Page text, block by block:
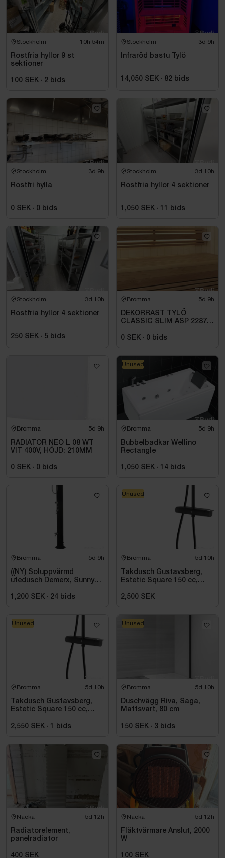
Stockholm 10h 54m
Rostfria hyllor 9 st
sektioner
100 SEK · 2 bids
Stockholm 3d 9h
Infraröd bastu Tylö
14,050 SEK · 82 bids
Stockholm 3d 9h
Rostfri hylla
0 SEK · 0 bids
Stockholm 3d 10h
Rostfria hyllor 4 sektioner
1,050 SEK · 11 bids
Stockholm 3d 10h
Rostfria hyllor 4 sektioner
250 SEK · 5 bids
Bromma 5d 9h
DEKORRAST TYLÖ
CLASSIC SLIM ASP 2287
0 SEK · 0 bids
Bromma 5d 9h
RADIATOR NEO L 08 WT
VIT 400V, HÖJD: 210MM
0 SEK · 0 bids
Bromma 5d 9h
Bubbelbadkar Wellino
Rectangle
1,050 SEK · 14 bids
Unused
Bromma 5d 9h
((NY) Soluppvärmd
utedusch Demerx, Sunny
1,200 SEK · 24 bids
Bromma 5d 10h
Takdusch Gustavsberg,
Estetic Square 150 cc,
2,500 SEK
Unused
Bromma 5d 10h
Takdusch Gustavsberg,
Estetic Square 150 cc,
2,550 SEK · 1 bids
Unused
Bromma 5d 10h
Duschvägg Riva, Saga,
Mattsvart, 80 cm
150 SEK · 3 bids
Unused
Nacka 5d 12h
Radiatorelement,
panelradiator
400 SEK
Nacka 5d 12h
Fläktvärmare Anslut, 2000
W
100 SEK